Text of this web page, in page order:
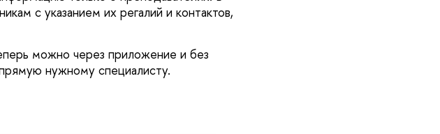
с указанием их регалий и контактов,
можно через приложение и без
нужному специалисту.